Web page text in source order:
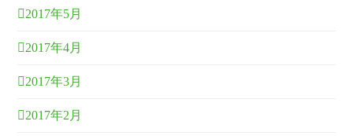
2017年5月
2017年4月
2017年3月
2017年2月